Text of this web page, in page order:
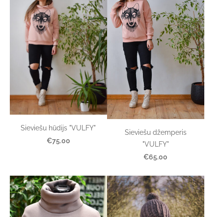
Sieviešu hūdijs "VULFY"
€75.00
Sieviešu džemperis
"VULFY"
€65.00